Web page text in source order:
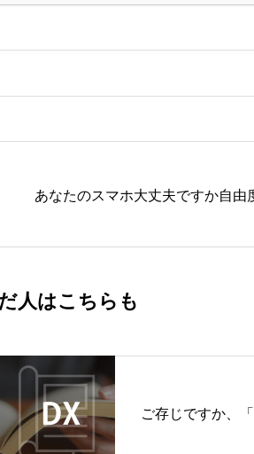
あなたのスマホ大丈夫ですか自由
人はこちらも
ご存じですか、